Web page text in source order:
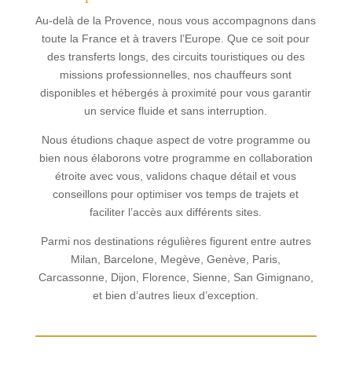
Au-delà de la Provence, nous vous accompagnons dans
toute la France et à travers l’Europe. Que ce soit pour
des transferts longs, des circuits touristiques ou des
missions professionnelles, nos chauffeurs sont
disponibles et hébergés à proximité pour vous garantir
un service fluide et sans interruption.
Nous étudions chaque aspect de votre programme ou
bien nous élaborons votre programme en collaboration
étroite avec vous, validons chaque détail et vous
conseillons pour optimiser vos temps de trajets et
faciliter l’accès aux différents sites.
Parmi nos destinations régulières figurent entre autres
Milan, Barcelone, Megève, Genève, Paris,
Carcassonne, Dijon, Florence, Sienne, San Gimignano,
et bien d’autres lieux d’exception.